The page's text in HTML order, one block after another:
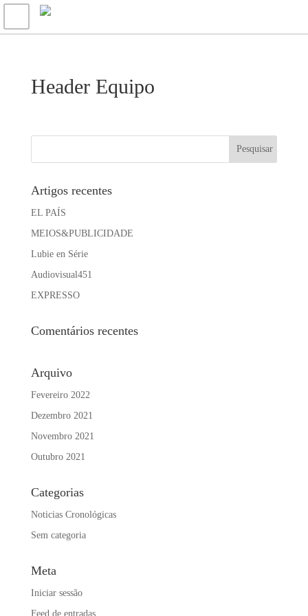
Header Equipo
Artigos recentes
EL PAÍS
MEIOS&PUBLICIDADE
Lubie en Série
Audiovisual451
EXPRESSO
Comentários recentes
Arquivo
Fevereiro 2022
Dezembro 2021
Novembro 2021
Outubro 2021
Categorias
Noticias Cronológicas
Sem categoria
Meta
Iniciar sessão
Feed de entradas